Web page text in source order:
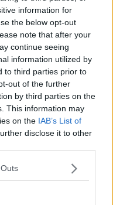
information for
the below opt-out
note that after your
continue seeing
information utilized by
to third parties prior to
out of the further
by third parties on the
This information may
on the IAB’s List of
disclose it to other
prelucrare termică